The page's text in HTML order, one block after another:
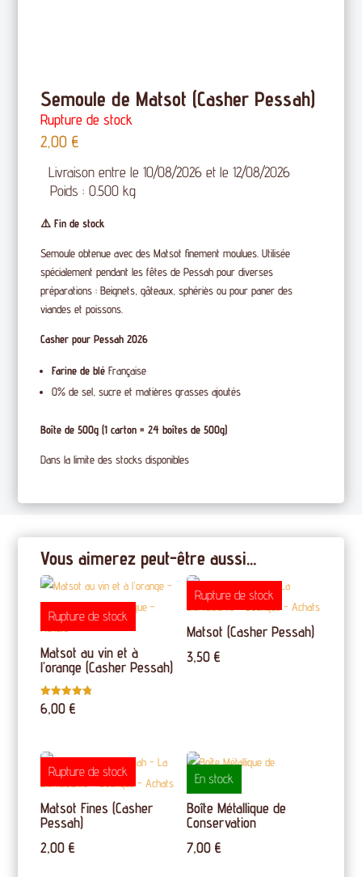
Semoule de Matsot (Casher Pessah)
Rupture de stock
2,00€
Livraison entre le 10/08/2026 et le 12/08/2026
Poids : 0.500 kg
⚠️ Fin de stock
Semoule obtenue avec des Matsot finement moulues. Utilisée
spécialement pendant les fêtes de Pessah pour diverses
préparations : Beignets, gâteaux, sphériès ou pour paner des
viandes et poissons.
Casher pour Pessah 2026
Farine de bléFrançaise
0% de sel, sucre et matières grasses ajoutés
Boîte de 500g (1 carton = 24 boîtes de 500g)
Dans la limite des stocks disponibles
Vous aimerez peut-être aussi…
Rupture de stock
Matsot au vin et à
l’orange (Casher Pessah)
Note
4.75
6,00€
Rupture de stock
Matsot (Casher Pessah)
3,50 €
Rupture de stock
Matsot Fines (Casher
Pessah)
2,00€
En stock
Boîte Métallique de
Conservation
7,00 €